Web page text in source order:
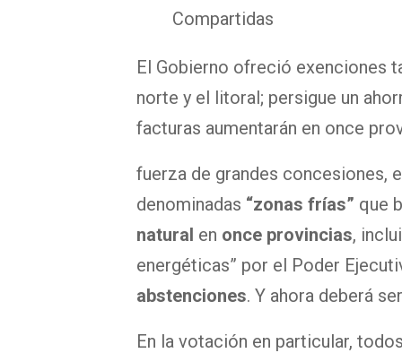
Compartidas
El Gobierno ofreció exenciones
norte y el litoral; persigue un
facturas aumentarán en once
fuerza de grandes concesiones,
denominadas “zonas frías” que
natural en once provincias,
energéticas” por el Poder
abstenciones. Y ahora deberá
En la votación en particular,